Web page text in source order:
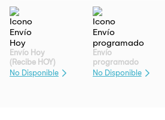
Envío Hoy
(Recibe HOY)
No Disponible
Envío
programado
No Disponible